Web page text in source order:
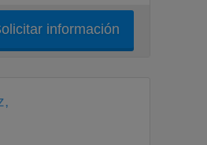
información